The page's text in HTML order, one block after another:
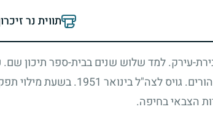
תווית נר
עירק. למד שלוש שנים בבית-ספר תיכון
גויס לצה"ל בינואר 1951. בשעת מילוי
הצבאי בחיפה.